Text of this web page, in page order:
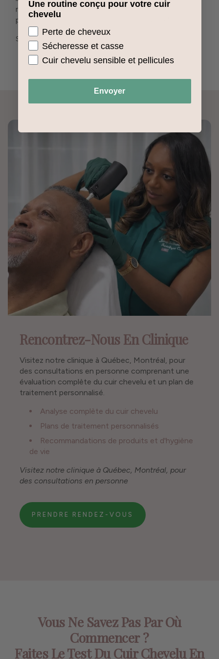
reçu des produits et des recommandations claires
par email pour bien entretenir mes cheveux."
Sophie L.
Rencontrez-Nous En Clinique
Visitez notre clinique à Québec, Montréal, pour
des consultations en personne comprenant une
évaluation complète du cuir chevelu et un plan de
traitement personnalisé.
Analyse complète du cuir chevelu
Plans de traitement personnalisés
Recommandations de produits et d'hygiène
de vie
Visitez notre clinique à Québec, Montréal, pour
des consultations en personne
PRENDRE RENDEZ-VOUS
Vous Ne Savez Pas Par Où
Commencer ?
Faites Le Test Du Cuir Chevelu En
Une routine conçu pour votre cuir
chevelu
Perte de cheveux
Sécheresse et casse
Cuir chevelu sensible et pellicules
Envoyer